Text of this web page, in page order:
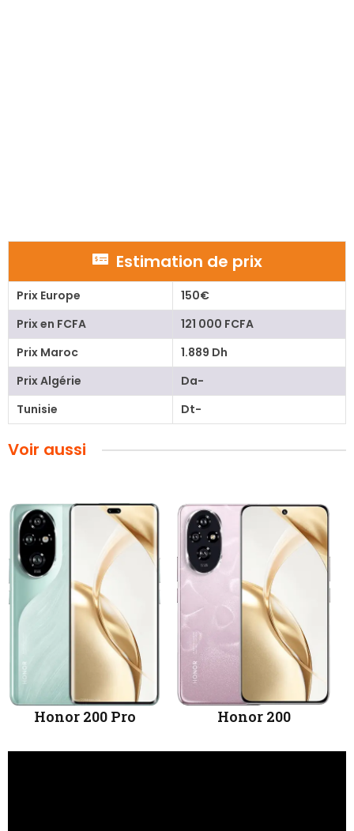
Estimation de prix
Prix Europe
150€
Prix en FCFA
121 000 FCFA
Prix Maroc
1.889 Dh
Prix Algérie
Da-
Tunisie
Dt-
Voir aussi
Honor 200 Pro Honor 200